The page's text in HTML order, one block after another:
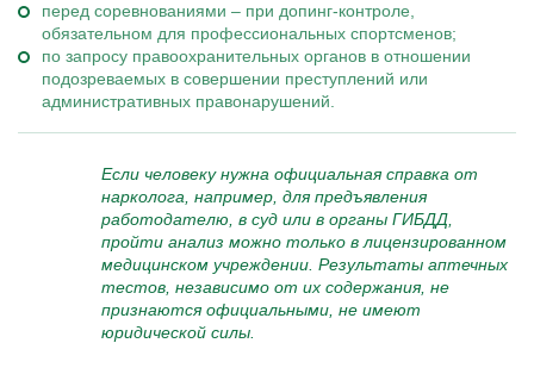
перед соревнованиями – при допинг-контроле,
обязательном для профессиональных спортсменов;
по запросу правоохранительных органов в отношении
подозреваемых в совершении преступлений или
административных правонарушений.
Если человеку нужна официальная справка от
нарколога, например, для предъявления
работодателю, в суд или в органы ГИБДД,
пройти анализ можно только в лицензированном
медицинском учреждении. Результаты аптечных
тестов, независимо от их содержания, не
признаются официальными, не имеют
юридической силы.